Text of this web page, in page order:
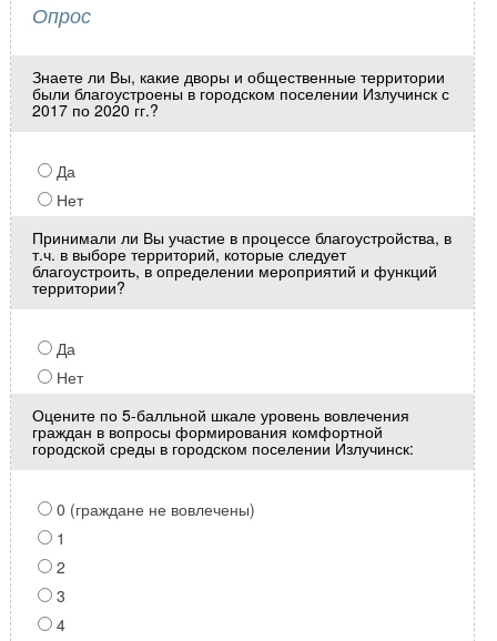
Опрос
Знаете ли Вы, какие дворы и общественные территории
были благоустроены в городском поселении Излучинск с
2017 по 2020 гг.?
Да
Нет
Принимали ли Вы участие в процессе благоустройства, в
т.ч. в выборе территорий, которые следует
благоустроить, в определении мероприятий и функций
территории?
Да
Нет
Оцените по 5-балльной шкале уровень вовлечения
граждан в вопросы формирования комфортной
городской среды в городском поселении Излучинск:
0 (граждане не вовлечены)
1
2
3
4